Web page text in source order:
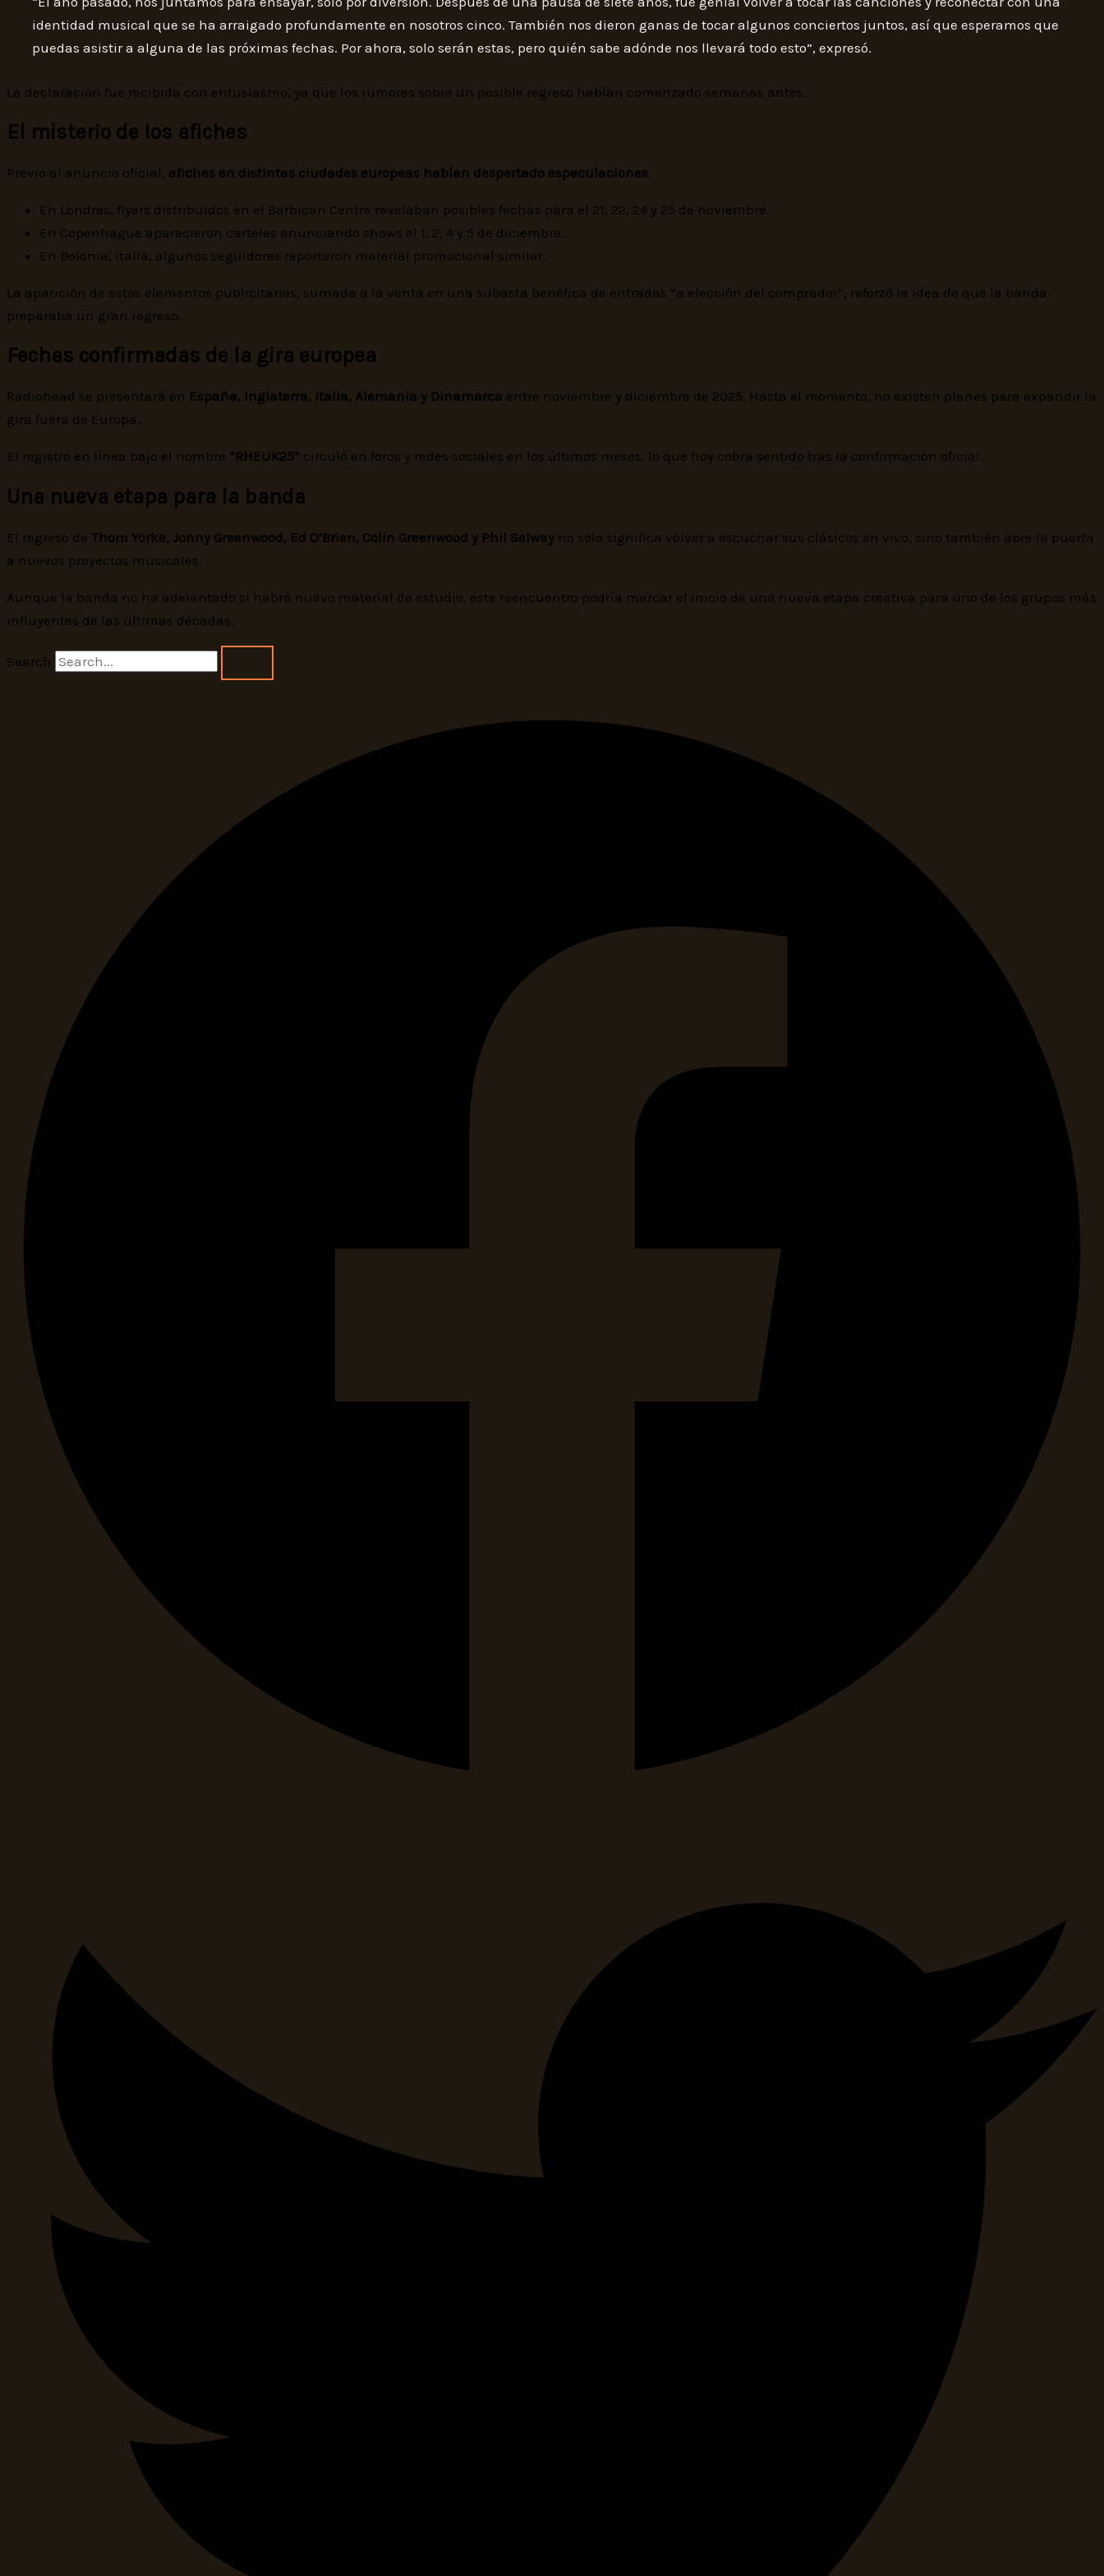
identidad musical que se ha arraigado profundamente en nosotros cinco. También nos dieron ganas de tocar algunos conciertos juntos, así que esperamos que
puedas asistir a alguna de las próximas fechas. Por ahora, solo serán estas, pero quién sabe adónde nos llevará todo esto”, expresó.
La declaración fue recibida con entusiasmo, ya que los rumores sobre un posible regreso habían comenzado semanas antes.
El misterio de los afiches
Previo al anuncio oficial, afiches en distintas ciudades europeas habían despertado especulaciones.
En Londres, flyers distribuidos en el Barbican Centre revelaban posibles fechas para el 21, 22, 24 y 25 de noviembre.
En Copenhague aparecieron carteles anunciando shows el 1, 2, 4 y 5 de diciembre.
En Bolonia, Italia, algunos seguidores reportaron material promocional similar.
La aparición de estos elementos publicitarios, sumada a la venta en una subasta benéfica de entradas “a elección del comprador”, reforzó la idea de que la banda
preparaba un gran regreso.
Fechas confirmadas de la gira europea
Radiohead se presentará en España, Inglaterra, Italia, Alemania y Dinamarca entre noviembre y diciembre de 2025. Hasta el momento, no existen planes para expandir la
gira fuera de Europa.
El registro en línea bajo el nombre “RHEUK25” circuló en foros y redes sociales en los últimos meses, lo que hoy cobra sentido tras la confirmación oficial.
Una nueva etapa para la banda
El regreso de Thom Yorke, Jonny Greenwood, Ed O’Brien, Colin Greenwood y Phil Selway no solo significa volver a escuchar sus clásicos en vivo, sino también abre la puerta
a nuevos proyectos musicales.
Aunque la banda no ha adelantado si habrá nuevo material de estudio, este reencuentro podría marcar el inicio de una nueva etapa creativa para uno de los grupos más
influyentes de las últimas décadas.
Search